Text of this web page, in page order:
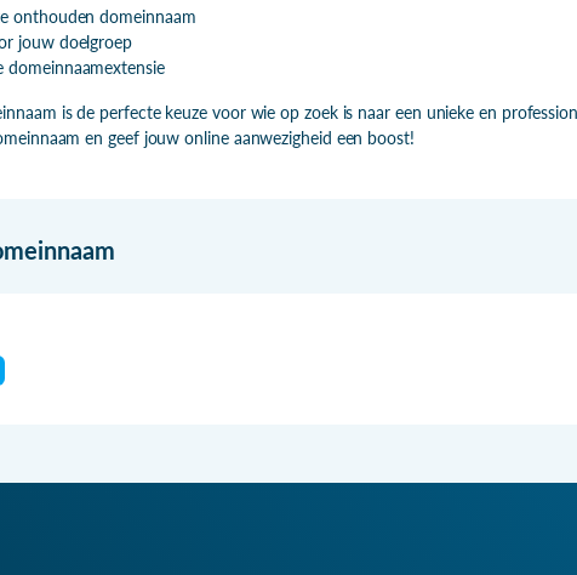
onthouden domeinnaam
jouw doelgroep
domeinnaamextensie
is de perfecte keuze voor wie op zoek is naar een unieke en
en geef jouw online aanwezigheid een boost!